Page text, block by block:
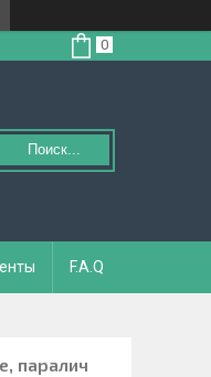
Поиск...
F.A.Q
паралич